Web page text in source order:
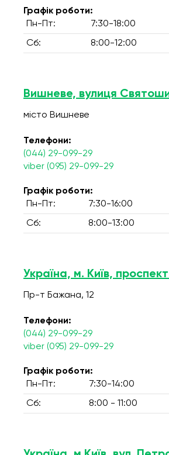
Графік роботи:
Пн-Пт:
7:30-18:00
Сб: 8:00-12:00
Вишневе, вулиця
місто Вишневе
Телефони:
(044) 29-099-29
viber (095) 29-099-29
Графік роботи:
Пн-Пт:
7:30-16:00
Сб: 8:00-13:00
Україна, м. Київ,
Пр-т Бажана, 12
Телефони:
(044) 29-099-29
viber (095) 29-099-29
Графік роботи:
Пн-Пт:
7:30-14:00
Сб: 8:00 - 11:00